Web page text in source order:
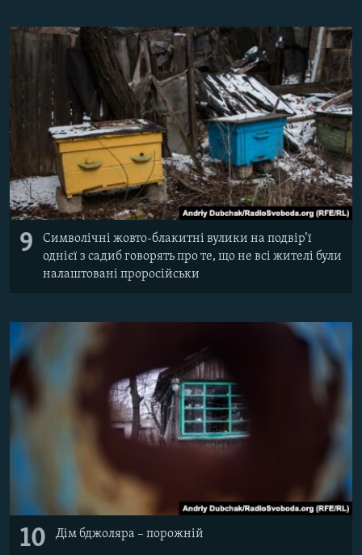
9
Символічні жовто-блакитні вулики на подвір’ї
однієї з садиб говорять про те, що не всі жителі були
налаштовані проросійськи
10 Дім бджоляра – порожній